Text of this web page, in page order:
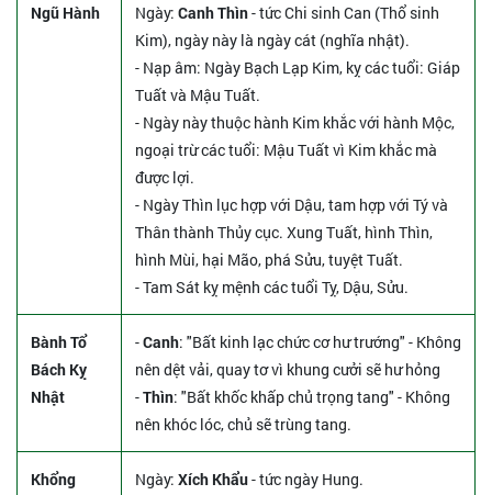
Ngũ Hành Ngày: Canh Thìn- tức Chi sinh Can (Thổ sinh
Kim), ngày này là ngày cát (nghĩa nhật).
- Nạp âm: Ngày Bạch Lạp Kim, kỵ các tuổi: Giáp
Tuất và Mậu Tuất.
- Ngày này thuộc hành Kim khắc với hành Mộc,
ngoại trừ các tuổi: Mậu Tuất vì Kim khắc mà
được lợi.
- Ngày Thìn lục hợp với Dậu, tam hợp với Tý và
Thân thành Thủy cục. Xung Tuất, hình Thìn,
hình Mùi, hại Mão, phá Sửu, tuyệt Tuất.
- Tam Sát kỵ mệnh các tuổi Tỵ, Dậu, Sửu.
Bành Tổ
Bách Kỵ
Nhật
-Canh: "Bất kinh lạc chức cơ hư trướng" - Không
nên dệt vải, quay tơ vì khung cưởi sẽ hư hỏng
-Thìn: "Bất khốc khấp chủ trọng tang" - Không
nên khóc lóc, chủ sẽ trùng tang.
Khổng Ngày: Xích Khẩu- tức ngày Hung.